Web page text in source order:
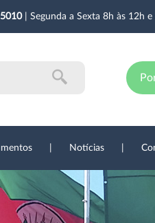
| Segunda a Sexta 8h às 12h e
Notícias